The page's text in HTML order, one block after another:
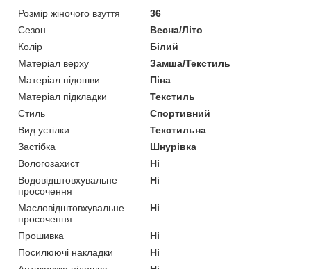
Розмір жіночого взуття
36
Сезон
Весна/Літо
Колір
Білий
Матеріал верху
Замша/Текстиль
Матеріал підошви
Піна
Матеріал підкладки
Текстиль
Стиль
Спортивний
Вид устілки
Текстильна
Застібка
Шнурівка
Вологозахист
Ні
Водовідштовхувальне
просочення
Ні
Масловідштовхувальне
просочення
Ні
Прошивка
Ні
Посилюючі накладки
Ні